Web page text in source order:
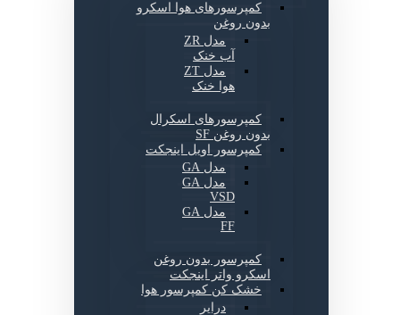
کمپرسورهای هوا اسکرو
بدون روغن
مدل ZR
آب خنک
مدل ZT
هوا خنک
کمپرسورهای اسکرال
بدون روغن SF
کمپرسور اویل اینجکت
مدل GA
مدل GA
VSD
مدل GA
FF
کمپرسور بدون روغن
اسکرو واتر اینجکت
خشک کن کمپرسور هوا
درایر